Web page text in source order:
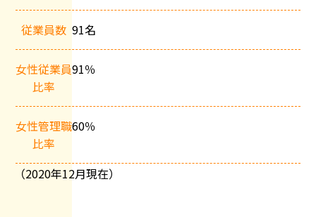
従業員数 91名
女性従業員
比率
91％
女性管理職
比率
60％
（2020年12月現在）